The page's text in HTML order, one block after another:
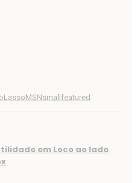
LassoMSNsmallfeatured
em Loco ao lado